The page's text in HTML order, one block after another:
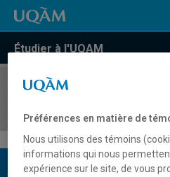
Étudier à l'UQAM
COURS//
Description du cours
Préférences en matière de
Nous utilisons des témoins
informations qui nous
expérience sur le site, de vous